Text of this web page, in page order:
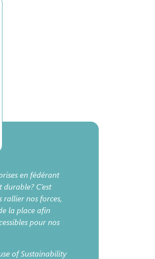
en fédérant
C’est
rallier nos forces,
la place afin
pour nos
of Sustainability